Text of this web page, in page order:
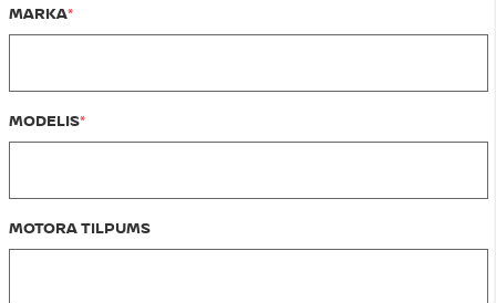
MARKA
MODELIS
MOTORA TILPUMS